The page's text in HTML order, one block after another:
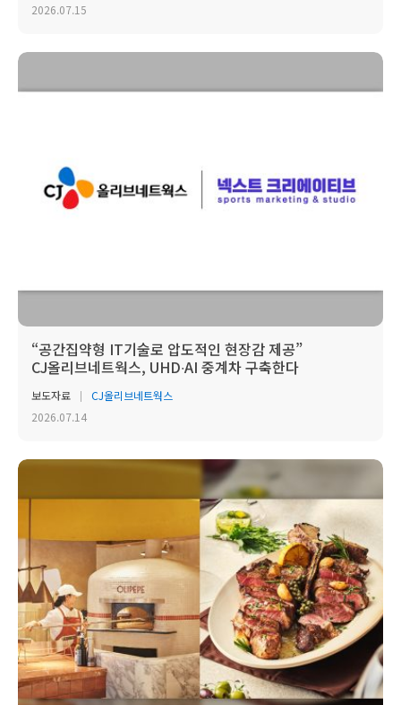
2026.07.15
“공간집약형 IT기술로 압도적인 현장감 제공”
CJ올리브네트웍스, UHD∙AI 중계차 구축한다
보도자료
CJ올리브네트웍스
2026.07.14